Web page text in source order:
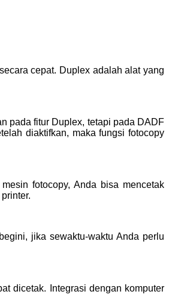
cepat. Duplex adalah alat yang
pada fitur Duplex, tetapi pada DADF
diaktifkan, maka fungsi fotocopy
fotocopy, Anda bisa mencetak
jika sewaktu-waktu Anda perlu
dicetak. Integrasi dengan komputer